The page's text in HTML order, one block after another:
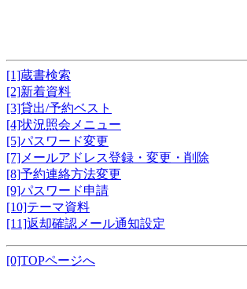
[1]蔵書検索
[2]新着資料
[3]貸出/予約ベスト
[4]状況照会メニュー
[5]パスワード変更
[7]メールアドレス登録・変更・削除
[8]予約連絡方法変更
[9]パスワード申請
[10]テーマ資料
[11]返却確認メール通知設定
[0]TOPページへ